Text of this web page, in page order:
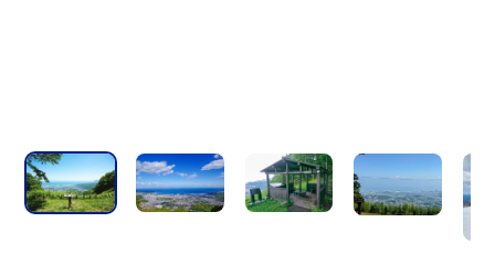
오타루 텐구야마 로프웨이×오타